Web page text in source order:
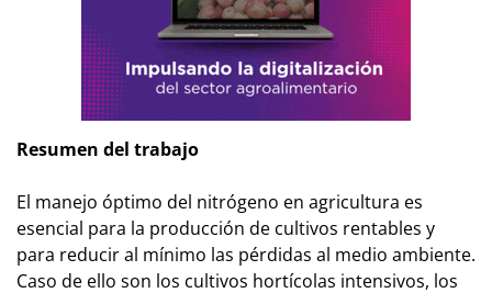
Resumen del trabajo
El manejo óptimo del nitrógeno en agricultura es
esencial para la producción de cultivos rentables y
para reducir al mínimo las pérdidas al medio ambiente.
Caso de ello son los cultivos hortícolas intensivos, los